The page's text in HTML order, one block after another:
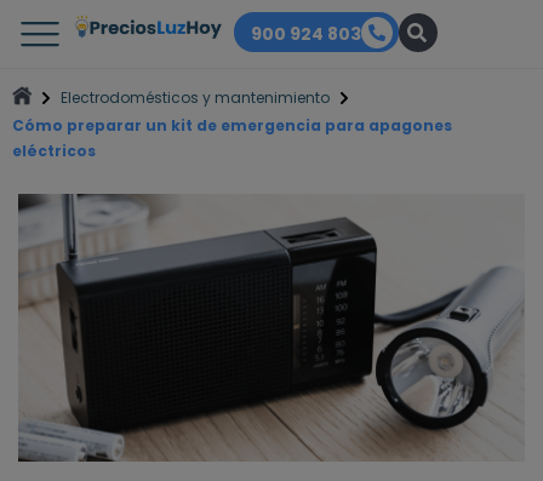
900 924 803
Electrodomésticos y mantenimiento
Cómo preparar un kit de emergencia para apagones
eléctricos